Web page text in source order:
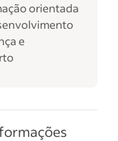
orientada
e